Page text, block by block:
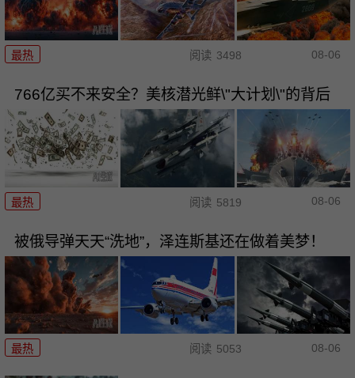
最热 阅读 3498 08-06
766亿买不来安全？美核潜光鲜\"大计划\"的背后
最热 阅读 5819 08-06
被俄导弹天天“洗地”，泽连斯基还在做着美梦！
最热 阅读 5053 08-06